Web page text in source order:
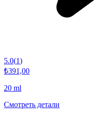
5.0(1)
₺391,00
20 ml
Смотреть детали